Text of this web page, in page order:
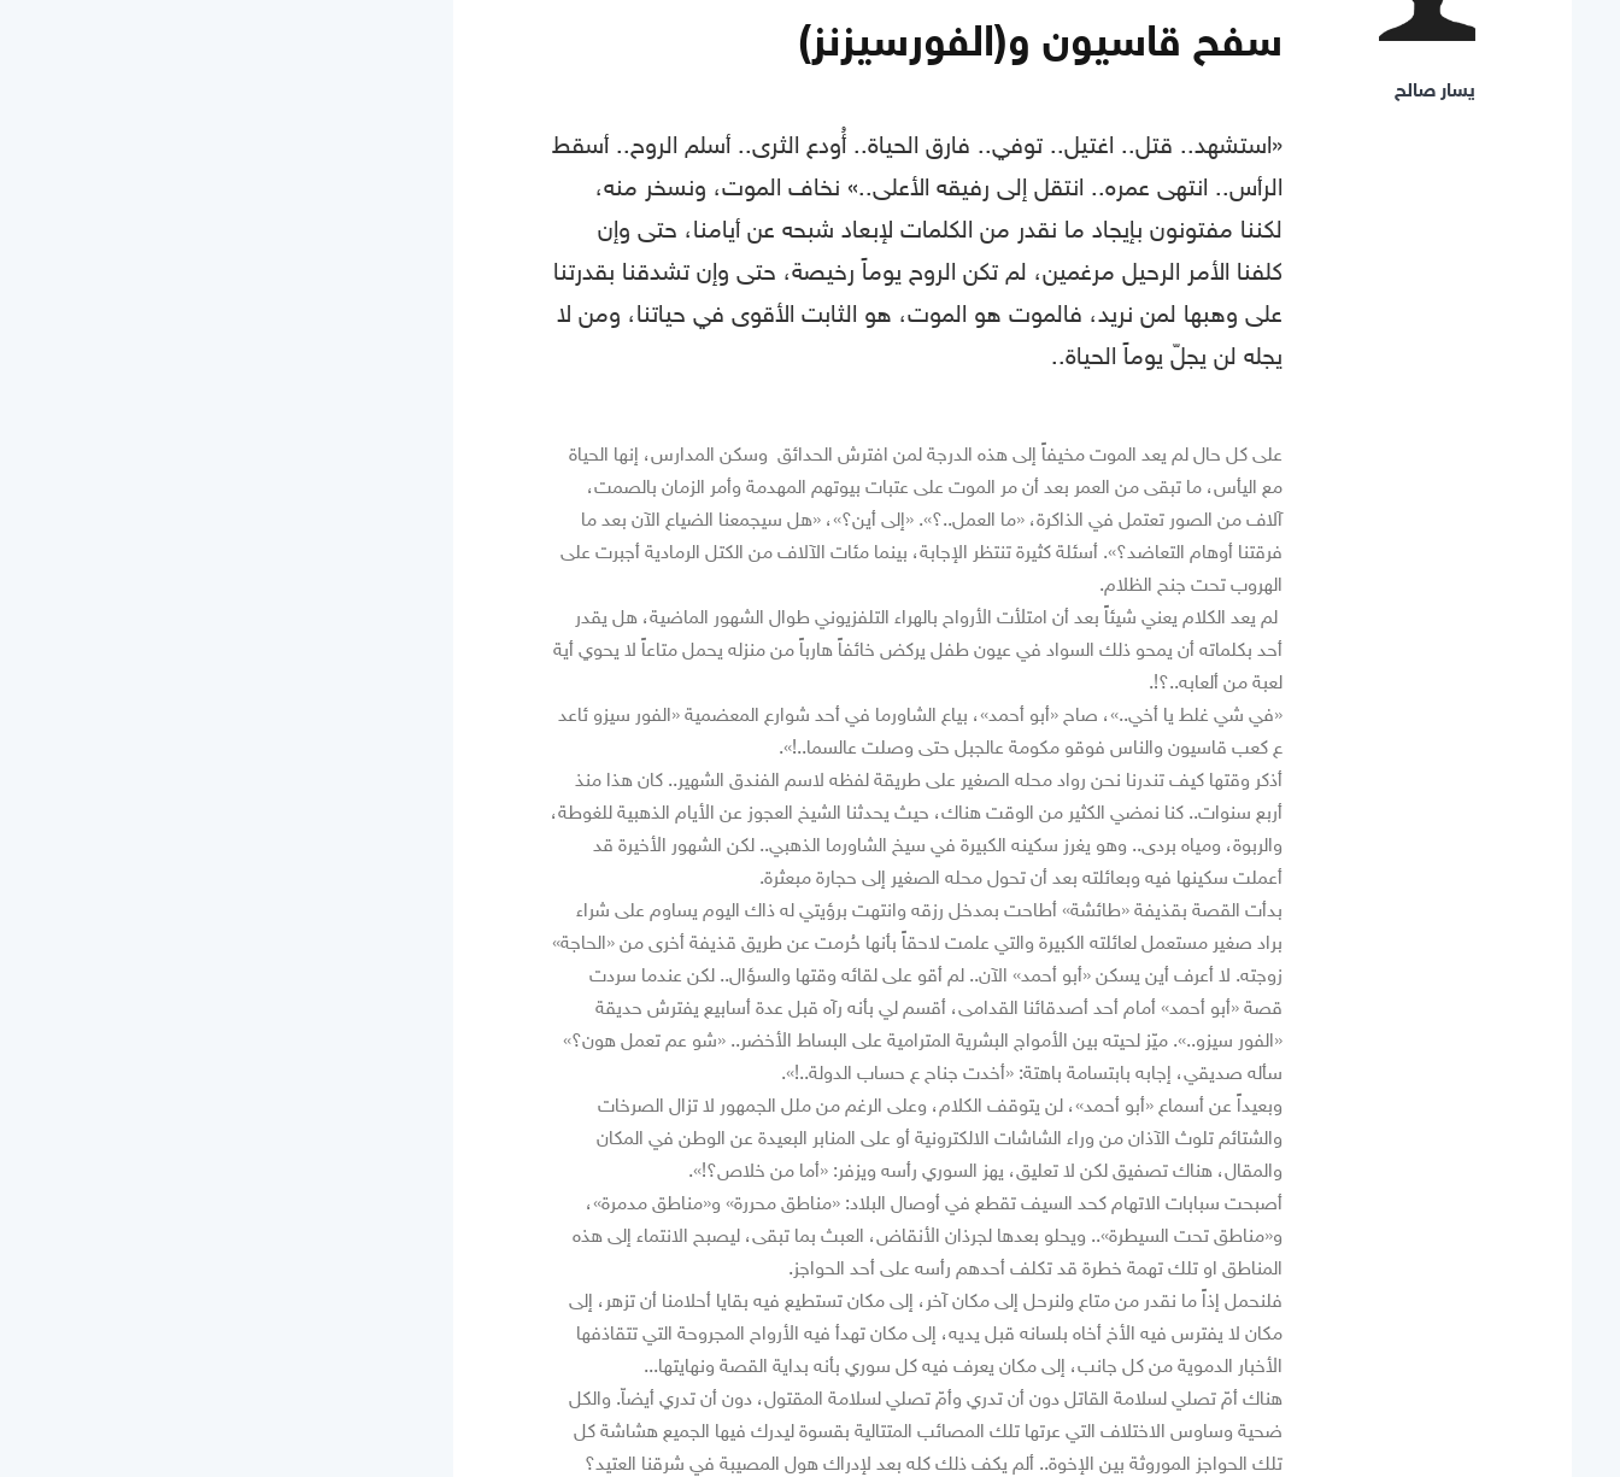
يسار صالح
سفح قاسيون و(الفورسيزنز)
«استشهد.. قتل.. اغتيل.. توفي.. فارق الحياة.. أُودع الثرى.. أسلم الروح.. أسقط
الرأس.. انتهى عمره.. انتقل إلى رفيقه الأعلى..» نخاف الموت، ونسخر منه،
لكننا مفتونون بإيجاد ما نقدر من الكلمات لإبعاد شبحه عن أيامنا، حتى وإن
كلفنا الأمر الرحيل مرغمين، لم تكن الروح يوماً رخيصة، حتى وإن تشدقنا بقدرتنا
على وهبها لمن نريد، فالموت هو الموت، هو الثابت الأقوى في حياتنا، ومن لا
يجله لن يجلّ يوماً الحياة..
على كل حال لم يعد الموت مخيفاً إلى هذه الدرجة لمن افترش الحدائق وسكن المدارس، إنها الحياة
مع اليأس، ما تبقى من العمر بعد أن مر الموت على عتبات بيوتهم المهدمة وأمر الزمان بالصمت،
آلاف من الصور تعتمل في الذاكرة، «ما العمل..؟». «إلى أين؟»، «هل سيجمعنا الضياع الآن بعد ما
فرقتنا أوهام التعاضد؟». أسئلة كثيرة تنتظر الإجابة، بينما مئات الآلاف من الكتل الرمادية أجبرت على
الهروب تحت جنح الظلام.
لم يعد الكلام يعني شيئاً بعد أن امتلأت الأرواح بالهراء التلفزيوني طوال الشهور الماضية، هل يقدر
أحد بكلماته أن يمحو ذلك السواد في عيون طفل يركض خائفاً هارباً من منزله يحمل متاعاً لا يحوي أية
لعبة من ألعابه..؟!.
«في شي غلط يا أخي..»، صاح «أبو أحمد»، بياع الشاورما في أحد شوارع المعضمية «الفور سيزو ئاعد
ع كعب قاسيون والناس فوقو مكومة عالجبل حتى وصلت عالسما..!».
أذكر وقتها كيف تندرنا نحن رواد محله الصغير على طريقة لفظه لاسم الفندق الشهير.. كان هذا منذ
أربع سنوات.. كنا نمضي الكثير من الوقت هناك، حيث يحدثنا الشيخ العجوز عن الأيام الذهبية للغوطة،
والربوة، ومياه بردى.. وهو يغرز سكينه الكبيرة في سيخ الشاورما الذهبي.. لكن الشهور الأخيرة قد
أعملت سكينها فيه وبعائلته بعد أن تحول محله الصغير إلى حجارة مبعثرة.
بدأت القصة بقذيفة «طائشة» أطاحت بمدخل رزقه وانتهت برؤيتي له ذاك اليوم يساوم على شراء
براد صغير مستعمل لعائلته الكبيرة والتي علمت لاحقاً بأنها حُرمت عن طريق قذيفة أخرى من «الحاجة»
زوجته. لا أعرف أين يسكن «أبو أحمد» الآن.. لم أقو على لقائه وقتها والسؤال.. لكن عندما سردت
قصة «أبو أحمد» أمام أحد أصدقائنا القدامى، أقسم لي بأنه رآه قبل عدة أسابيع يفترش حديقة
«الفور سيزو..». ميّز لحيته بين الأمواج البشرية المترامية على البساط الأخضر.. «شو عم تعمل هون؟»
سأله صديقي، إجابه بابتسامة باهتة: «أخدت جناح ع حساب الدولة..!».
وبعيداً عن أسماع «أبو أحمد»، لن يتوقف الكلام، وعلى الرغم من ملل الجمهور لا تزال الصرخات
والشتائم تلوث الآذان من وراء الشاشات الالكترونية أو على المنابر البعيدة عن الوطن في المكان
والمقال، هناك تصفيق لكن لا تعليق، يهز السوري رأسه ويزفر: «أما من خلاص؟!».
أصبحت سبابات الاتهام كحد السيف تقطع في أوصال البلاد: «مناطق محررة» و«مناطق مدمرة»،
و«مناطق تحت السيطرة».. ويحلو بعدها لجرذان الأنقاض، العبث بما تبقى، ليصبح الانتماء إلى هذه
المناطق او تلك تهمة خطرة قد تكلف أحدهم رأسه على أحد الحواجز.
فلنحمل إذاً ما نقدر من متاع ولنرحل إلى مكان آخر، إلى مكان تستطيع فيه بقايا أحلامنا أن تزهر، إلى
مكان لا يفترس فيه الأخ أخاه بلسانه قبل يديه، إلى مكان تهدأ فيه الأرواح المجروحة التي تتقاذفها
الأخبار الدموية من كل جانب، إلى مكان يعرف فيه كل سوري بأنه بداية القصة ونهايتها...
هناك أمّ تصلي لسلامة القاتل دون أن تدري وأمّ تصلي لسلامة المقتول، دون أن تدري أيضاّ. والكل
ضحية وساوس الاختلاف التي عرتها تلك المصائب المتتالية بقسوة ليدرك فيها الجميع هشاشة كل
تلك الحواجز الموروثة بين الإخوة.. ألم يكف ذلك كله بعد لإدراك هول المصيبة في شرقنا العتيد؟